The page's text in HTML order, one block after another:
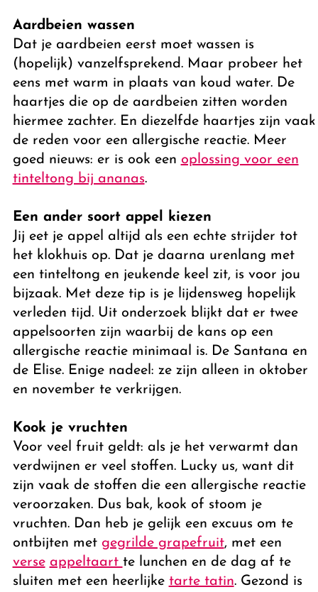
Aardbeien wassen
Dat je aardbeien eerst moet wassen is
(hopelijk) vanzelfsprekend. Maar probeer het
eens met warm in plaats van koud water. De
haartjes die op de aardbeien zitten worden
hiermee zachter. En diezelfde haartjes zijn vaak
de reden voor een allergische reactie. Meer
goed nieuws: er is ook een oplossing voor een
tinteltong bij ananas.
Een ander soort appel kiezen
Jij eet je appel altijd als een echte strijder tot
het klokhuis op. Dat je daarna urenlang met
een tinteltong en jeukende keel zit, is voor jou
bijzaak. Met deze tip is je lijdensweg hopelijk
verleden tijd. Uit onderzoek blijkt dat er twee
appelsoorten zijn waarbij de kans op een
allergische reactie minimaal is. De Santana en
de Elise. Enige nadeel: ze zijn alleen in oktober
en november te verkrijgen.
Kook je vruchten
Voor veel fruit geldt: als je het verwarmt dan
verdwijnen er veel stoffen. Lucky us, want dit
zijn vaak de stoffen die een allergische reactie
veroorzaken. Dus bak, kook of stoom je
vruchten. Dan heb je gelijk een excuus om te
ontbijten met gegrilde grapefruit, met een
verse appeltaart te lunchen en de dag af te
sluiten met een heerlijke tarte tatin. Gezond is